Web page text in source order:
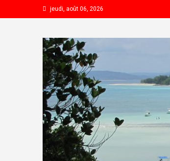
Skip to content jeudi, août 06, 2026